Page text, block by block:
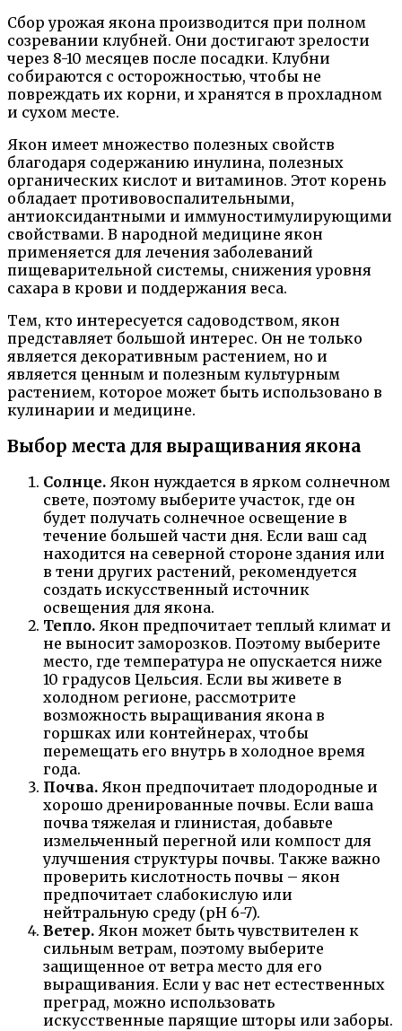
Сбор урожая якона производится при полном
созревании клубней. Они достигают зрелости
через 8-10 месяцев после посадки. Клубни
собираются с осторожностью, чтобы не
повреждать их корни, и хранятся в прохладном
и сухом месте.
Якон имеет множество полезных свойств
благодаря содержанию инулина, полезных
органических кислот и витаминов. Этот корень
обладает противовоспалительными,
антиоксидантными и иммуностимулирующими
свойствами. В народной медицине якон
применяется для лечения заболеваний
пищеварительной системы, снижения уровня
сахара в крови и поддержания веса.
Тем, кто интересуется садоводством, якон
представляет большой интерес. Он не только
является декоративным растением, но и
является ценным и полезным культурным
растением, которое может быть использовано в
кулинарии и медицине.
Выбор места для выращивания якона
Солнце. Якон нуждается в ярком солнечном
свете, поэтому выберите участок, где он
будет получать солнечное освещение в
течение большей части дня. Если ваш сад
находится на северной стороне здания или
в тени других растений, рекомендуется
создать искусственный источник
освещения для якона.
Тепло. Якон предпочитает теплый климат и
не выносит заморозков. Поэтому выберите
место, где температура не опускается ниже
10 градусов Цельсия. Если вы живете в
холодном регионе, рассмотрите
возможность выращивания якона в
горшках или контейнерах, чтобы
перемещать его внутрь в холодное время
года.
Почва. Якон предпочитает плодородные и
хорошо дренированные почвы. Если ваша
почва тяжелая и глинистая, добавьте
измельченный перегной или компост для
улучшения структуры почвы. Также важно
проверить кислотность почвы – якон
предпочитает слабокислую или
нейтральную среду (рН 6-7).
Ветер. Якон может быть чувствителен к
сильным ветрам, поэтому выберите
защищенное от ветра место для его
выращивания. Если у вас нет естественных
преград, можно использовать
искусственные парящие шторы или заборы.